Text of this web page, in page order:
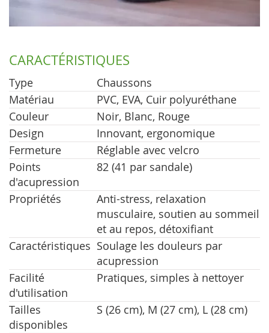
CARACTÉRISTIQUES
Type
Chaussons
Matériau
PVC, EVA, Cuir polyuréthane
Couleur
Noir, Blanc, Rouge
Design
Innovant, ergonomique
Fermeture
Réglable avec velcro
Points
d'acupression
82 (41 par sandale)
Propriétés
Anti-stress, relaxation
musculaire, soutien au sommeil
et au repos, détoxifiant
Caractéristiques Soulage les douleurs par
acupression
Facilité
d'utilisation
Pratiques, simples à nettoyer
Tailles
disponibles
S (26 cm), M (27 cm), L (28 cm)